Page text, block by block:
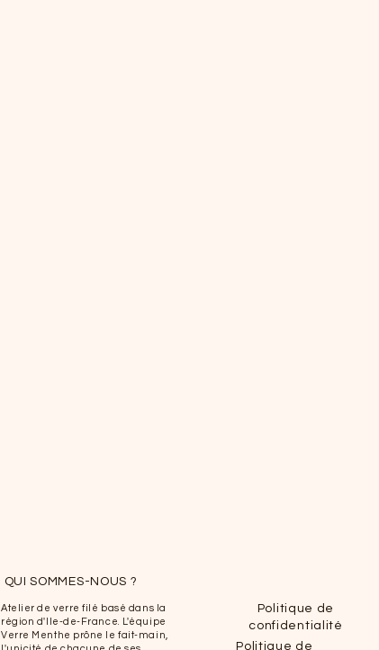
QUI SOMMES-NOUS ?
Atelier de verre filé basé dans la
région d'Ile-de-France. L'équipe
Verre Menthe prône le fait-main,
Politique de
confidentialité
Politique de